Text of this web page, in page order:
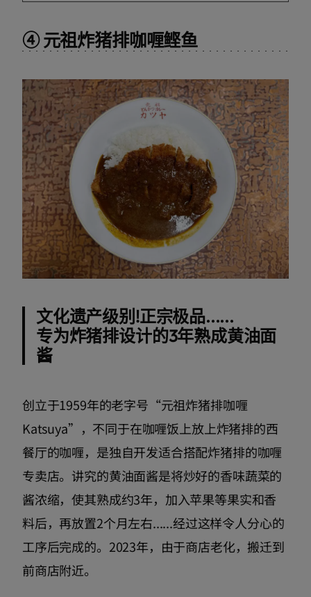
④ 元祖炸猪排咖喱鲣鱼
文化遗产级别!正宗极品......
专为炸猪排设计的3年熟成黄油面
酱
创立于1959年的老字号“元祖炸猪排咖喱
Katsuya”，不同于在咖喱饭上放上炸猪排的西
餐厅的咖喱，是独自开发适合搭配炸猪排的咖喱
专卖店。讲究的黄油面酱是将炒好的香味蔬菜的
酱浓缩，使其熟成约3年，加入苹果等果实和香
料后，再放置2个月左右......经过这样令人分心的
工序后完成的。2023年，由于商店老化，搬迁到
前商店附近。